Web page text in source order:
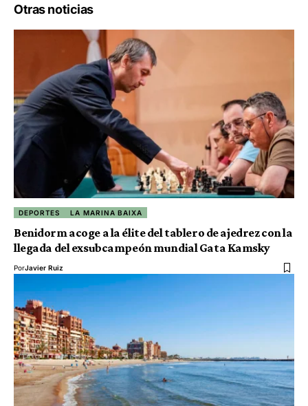
Otras noticias
DEPORTES LA MARINA BAIXA
Benidorm acoge a la élite del tablero de ajedrez con la
llegada del exsubcampeón mundial Gata Kamsky
PorJavier Ruiz